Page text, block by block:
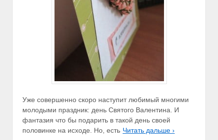
Уже совершенно скоро наступит любимый многими
молодыми праздник: день Святого Валентина. И
фантазия что бы подарить в такой день своей
половинке на исходе. Но, есть Читать дальше ›